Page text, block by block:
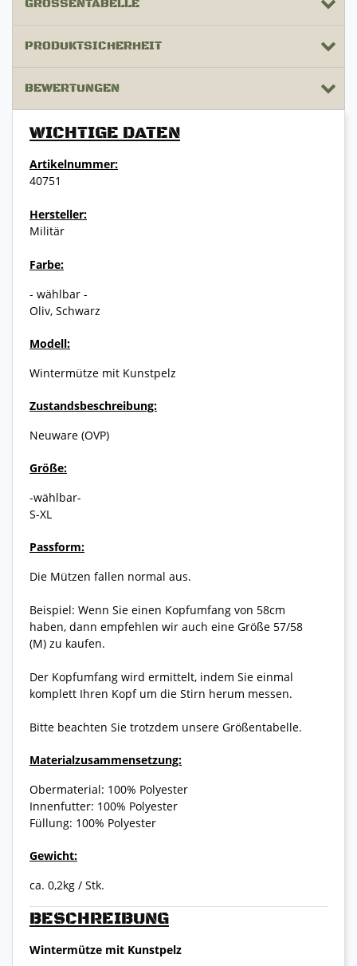
GRÖSSENTABELLE
PRODUKTSICHERHEIT
BEWERTUNGEN
BESCHREIBUNG
Wintermütze mit Kunstpelz
WICHTIGE DATEN
Artikelnummer:
40751
Hersteller:
Militär
Farbe:
- wählbar -
Oliv, Schwarz
Modell:
Wintermütze mit Kunstpelz
Zustandsbeschreibung:
Neuware (OVP)
Größe:
-wählbar-
S-XL
Passform:
Die Mützen fallen normal aus.
Beispiel: Wenn Sie einen Kopfumfang von 58cm
haben, dann empfehlen wir auch eine Größe 57/58
(M) zu kaufen.
Der Kopfumfang wird ermittelt, indem Sie einmal
komplett Ihren Kopf um die Stirn herum messen.
Bitte beachten Sie trotzdem unsere Größentabelle.
Materialzusammensetzung:
Obermaterial: 100% Polyester
Innenfutter: 100% Polyester
Füllung: 100% Polyester
Gewicht:
ca. 0,2kg / Stk.